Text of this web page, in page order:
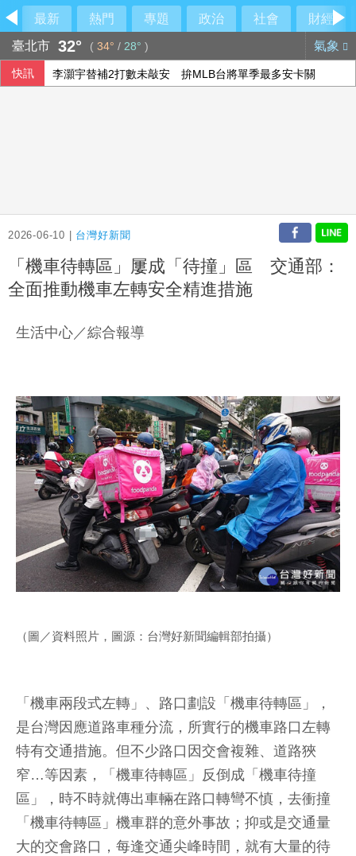
最新 熱門 專題 政治 社會
財經
臺北市 32° ( 34° / 28° ) 氣象
快訊 李灝宇替補2打數未敲安 拚MLB台將單季最多安卡關
2026-06-10 | 台灣好新聞
「機車待轉區」屢成「待撞」區 交通部：
全面推動機車左轉安全精進措施
生活中心／綜合報導
（圖／資料照片，圖源：台灣好新聞編輯部拍攝）
「機車兩段式左轉」、路口劃設「機車待轉區」，
是台灣因應道路車種分流，所實行的機車路口左轉
特有交通措施。但不少路口因交會複雜、道路狹
窄…等因素，「機車待轉區」反倒成「機車待撞
區」，時不時就傳出車輛在路口轉彎不慎，去衝撞
「機車待轉區」機車群的意外事故；抑或是交通量
大的交會路口，每逢交通尖峰時間，就有大量的待